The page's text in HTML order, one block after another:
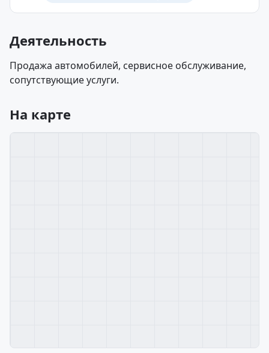
Деятельность
Продажа автомобилей, сервисное обслуживание,
сопутствующие услуги.
На карте